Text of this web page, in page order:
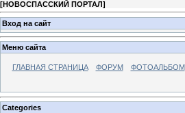
[НОВОСПАССКИЙ ПОРТАЛ]
Вход на сайт
Меню сайта
ГЛАВНАЯ СТРАНИЦА ФОРУМ ФОТОАЛЬБОМ
Categories